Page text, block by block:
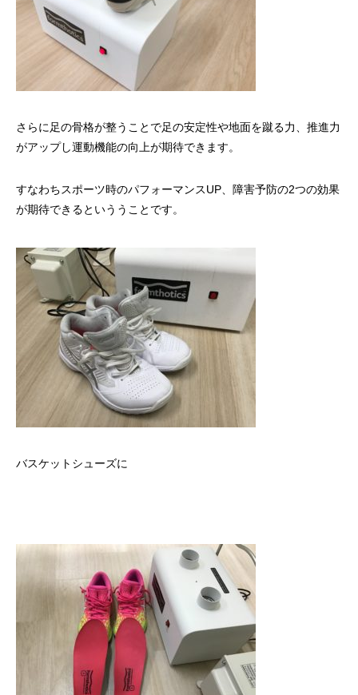
さらに足の骨格が整うことで足の安定性や地面を蹴る力、推進力
がアップし運動機能の向上が期待できます。
すなわちスポーツ時のパフォーマンスUP、障害予防の2つの効果
が期待できるといううことです。
バスケットシューズに